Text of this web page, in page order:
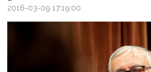
2016-03-09 17:19:00